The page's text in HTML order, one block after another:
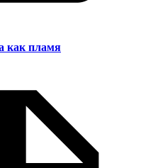
как пламя